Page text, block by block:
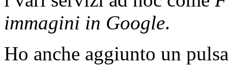
immagini in Google.
Ho anche aggiunto un